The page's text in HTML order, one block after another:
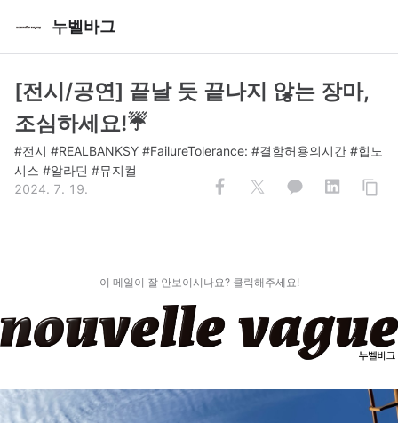
누벨바그
[전시/공연] 끝날 듯 끝나지 않는 장마,
조심하세요!☔
#전시 #REALBANKSY #FailureTolerance: #결함허용의시간 #힙노
시스 #알라딘 #뮤지컬
2024. 7. 19.
이 메일이 잘 안보이시나요? 클릭해주세요!